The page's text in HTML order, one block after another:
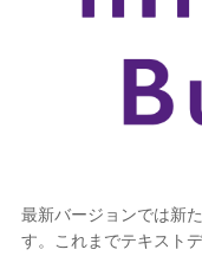
最新バージョンでは新
す。これまでテキスト